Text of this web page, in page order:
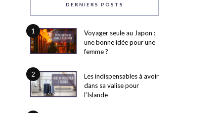
DERNIERS POSTS
1
Voyager seule au Japon :
une bonne idée pour une
femme ?
2
Les indispensables à avoir
dans sa valise pour
l’Islande